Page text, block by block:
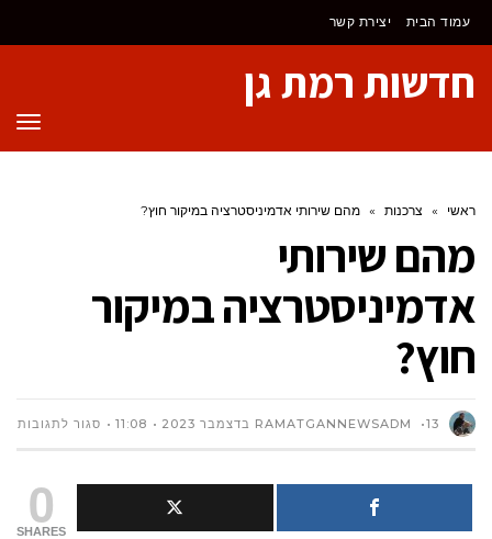
לתוכן
עמוד הבית יצירת קשר
חדשות רמת גן
ראשי » צרכנות » מהם שירותי אדמיניסטרציה במיקור חוץ?
מהם שירותי
אדמיניסטרציה במיקור
חוץ?
RAMATGANNEWSADM 13 בדצמבר 2023 11:08 סגור לתגובותעל
0
SHARES